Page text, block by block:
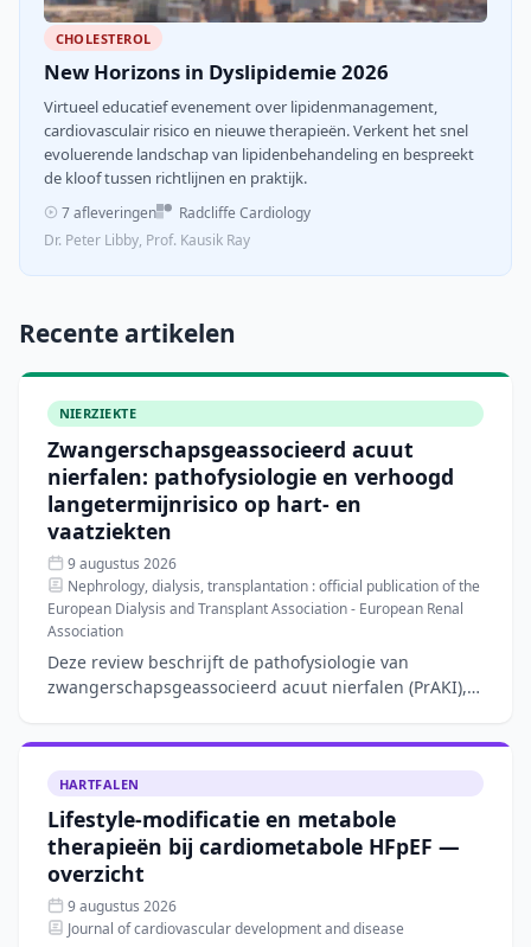
CHOLESTEROL
New Horizons in Dyslipidemie 2026
Virtueel educatief evenement over lipidenmanagement,
cardiovasculair risico en nieuwe therapieën. Verkent het snel
evoluerende landschap van lipidenbehandeling en bespreekt
de kloof tussen richtlijnen en praktijk.
7 afleveringen
Radcliffe Cardiology
Dr. Peter Libby, Prof. Kausik Ray
Recente artikelen
NIERZIEKTE
Zwangerschapsgeassocieerd acuut
nierfalen: pathofysiologie en verhoogd
langetermijnrisico op hart- en
vaatziekten
9 augustus 2026
Nephrology, dialysis, transplantation : official publication of the
European Dialysis and Transplant Association - European Renal
Association
Deze review beschrijft de pathofysiologie van
zwangerschapsgeassocieerd acuut nierfalen (PrAKI),
10.000 zwanger
HARTFALEN
Lifestyle-modificatie en metabole
therapieën bij cardiometabole HFpEF —
overzicht
9 augustus 2026
Journal of cardiovascular development and disease